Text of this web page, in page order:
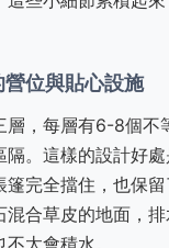
位與貼心設施
層，每層有6-8個不
。這樣的設計好處
篷完全擋住，也保
混合草皮的地面，